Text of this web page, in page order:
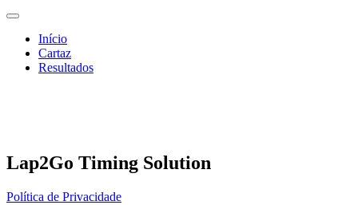
Início
Cartaz
Resultados
Lap2Go Timing Solution
Política de Privacidade